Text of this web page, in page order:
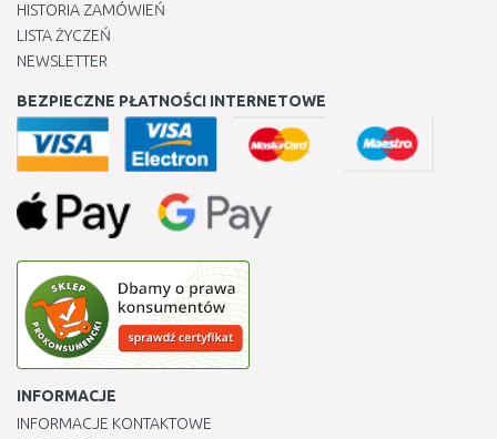
HISTORIA ZAMÓWIEŃ
LISTA ŻYCZEŃ
NEWSLETTER
BEZPIECZNE PŁATNOŚCI INTERNETOWE
INFORMACJE
INFORMACJE KONTAKTOWE